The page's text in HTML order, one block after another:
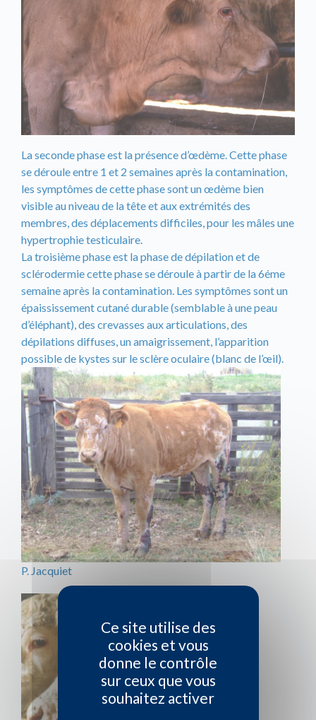
La seconde phase est la présence d’œdème. Cette phase
se déroule entre 1 et 2 semaines après la contamination,
les symptômes de cette phase sont un œdème bien
visible au niveau de la tête et aux extrémités des
membres, des déplacements difficiles, pour les mâles une
hypertrophie testiculaire.
La troisième phase est la phase de dépilation et de
sclérodermie cette phase se déroule à partir de la 6éme
semaine après la contamination. Les symptômes sont un
épaississement cutané durable (semblable à une peau
d’éléphant), des crevasses aux articulations, des
dépilations diffuses, un amaigrissement, l’apparition
possible de kystes sur le sclère oculaire (blanc de l’œil).
P. Jacquiet
Ce site utilise des
cookies et vous
donne le contrôle
sur ceux que vous
souhaitez activer